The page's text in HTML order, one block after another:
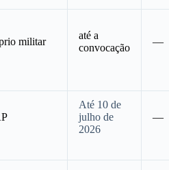
militar
até a
convocação
—
Até 10 de
julho de
2026
—